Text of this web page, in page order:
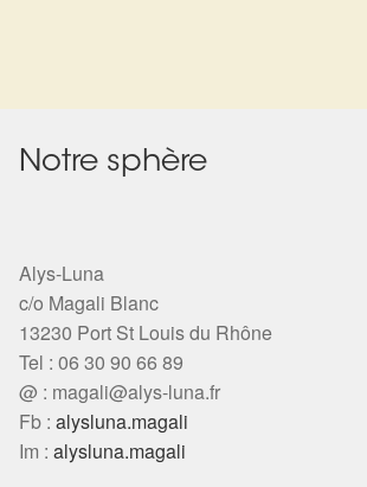
Les pierres en détail
La roue de l’année
Mon compte
Validation de la commande
Détails du compte
Notre sphère
Alys-Luna
c/o Magali Blanc
13230 Port St Louis du Rhône
Tel : 06 30 90 66 89
@ : magali@alys-luna.fr
Fb : alysluna.magali
Im : alysluna.magali